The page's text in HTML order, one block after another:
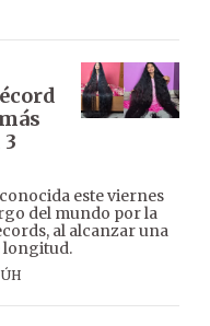
este viernes
del mundo por la
al alcanzar una
longitud.